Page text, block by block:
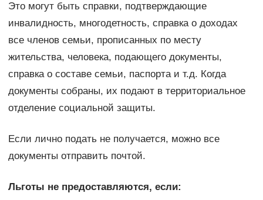
Это могут быть справки, подтверждающие
инвалидность, многодетность, справка о доходах
все членов семьи, прописанных по месту
жительства, человека, подающего документы,
справка о составе семьи, паспорта и т.д. Когда
документы собраны, их подают в территориальное
отделение социальной защиты.
Если лично подать не получается, можно все
документы отправить почтой.
Льготы не предоставляются, если: